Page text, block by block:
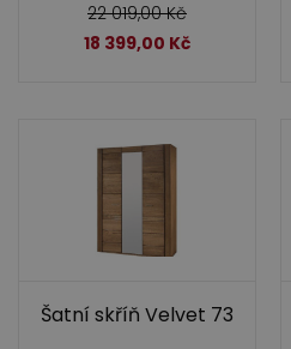
22 019,00Kč
18 399,00 Kč
Šatní skříň Velvet 73